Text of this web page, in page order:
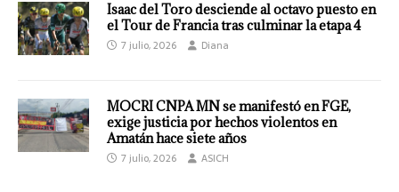
Isaac del Toro desciende al octavo puesto en
el Tour de Francia tras culminar la etapa 4
7 julio, 2026 Diana
MOCRI CNPA MN se manifestó en FGE,
exige justicia por hechos violentos en
Amatán hace siete años
7 julio, 2026 ASICH